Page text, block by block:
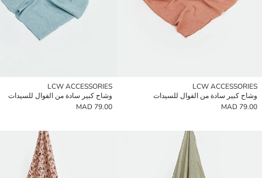
LCW ACCESSORIES
وشاح كبير سادة من الفوال للسيدات
79.00 MAD
LCW ACCESSORIES
وشاح كبير سادة من الفوال للسيدات
79.00 MAD